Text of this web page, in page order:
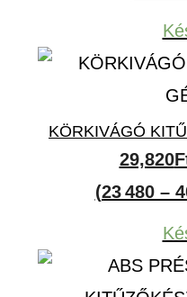
KÖRKIVÁGÓ
29,820
(23 480 –